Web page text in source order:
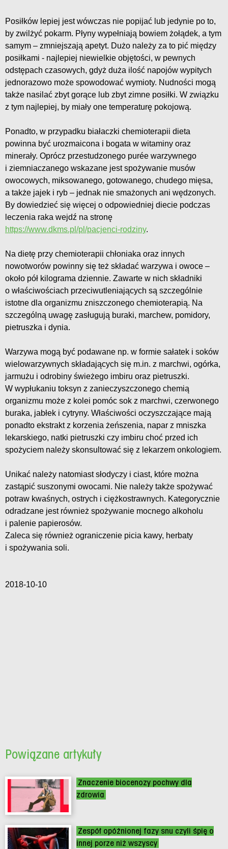
Posiłków lepiej jest wówczas nie popijać lub jedynie po to,
by zwilżyć pokarm. Płyny wypełniają bowiem żołądek, a tym
samym – zmniejszają apetyt. Dużo należy za to pić między
posiłkami - najlepiej niewielkie objętości, w pewnych
odstępach czasowych, gdyż duża ilość napojów wypitych
jednorazowo może spowodować wymioty. Nudności mogą
także nasilać zbyt gorące lub zbyt zimne posiłki. W związku
z tym najlepiej, by miały one temperaturę pokojową.
Ponadto, w przypadku białaczki chemioterapii dieta
powinna być urozmaicona i bogata w witaminy oraz
minerały. Oprócz przestudzonego purée warzywnego
i ziemniaczanego wskazane jest spożywanie musów
owocowych, miksowanego, gotowanego, chudego mięsa,
a także jajek i ryb – jednak nie smażonych ani wędzonych.
By dowiedzieć się więcej o odpowiedniej diecie podczas
leczenia raka wejdź na stronę
https://www.dkms.pl/pl/pacjenci-rodziny.
Na dietę przy chemioterapii chłoniaka oraz innych
nowotworów powinny się też składać warzywa i owoce –
około pół kilograma dziennie. Zawarte w nich składniki
o właściwościach przeciwutleniających są szczególnie
istotne dla organizmu zniszczonego chemioterapią. Na
szczególną uwagę zasługują buraki, marchew, pomidory,
pietruszka i dynia.
Warzywa mogą być podawane np. w formie sałatek i soków
wielowarzywnych składających się m.in. z marchwi, ogórka,
jarmużu i odrobiny świeżego imbiru oraz pietruszki.
W wypłukaniu toksyn z zanieczyszczonego chemią
organizmu może z kolei pomóc sok z marchwi, czerwonego
buraka, jabłek i cytryny. Właściwości oczyszczające mają
ponadto ekstrakt z korzenia żeńszenia, napar z mniszka
lekarskiego, natki pietruszki czy imbiru choć przed ich
spożyciem należy skonsultować się z lekarzem onkologiem.
Unikać należy natomiast słodyczy i ciast, które można
zastąpić suszonymi owocami. Nie należy także spożywać
potraw kwaśnych, ostrych i ciężkostrawnych. Kategorycznie
odradzane jest również spożywanie mocnego alkoholu
i palenie papierosów.
Zaleca się również ograniczenie picia kawy, herbaty
i spożywania soli.
2018-10-10
Powiązane artykuły
Znaczenie biocenozy pochwy dla
zdrowia
Zespół opóźnionej fazy snu czyli śpię o
innej porze niż wszyscy